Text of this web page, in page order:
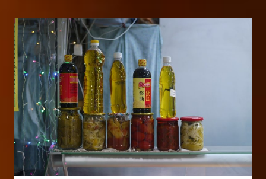
:
ASTUCES
ET
RECETTES
POUR
MANGER
SAIN
SANS
EFFORT